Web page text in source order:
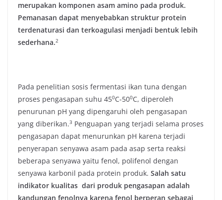
merupakan komponen asam amino pada produk.
Pemanasan dapat menyebabkan struktur protein
terdenaturasi dan terkoagulasi menjadi bentuk lebih
sederhana.​2​
Pada penelitian sosis fermentasi ikan tuna dengan
proses pengasapan suhu 450C-500C, diperoleh
penurunan pH yang dipengaruhi oleh pengasapan
yang diberikan.​3​ Penguapan yang terjadi selama proses
pengasapan dapat menurunkan pH karena terjadi
penyerapan senyawa asam pada asap serta reaksi
beberapa senyawa yaitu fenol, polifenol dengan
senyawa karbonil pada protein produk. Salah satu
indikator kualitas dari produk pengasapan adalah
kandungan fenolnya karena fenol berperan sebagai